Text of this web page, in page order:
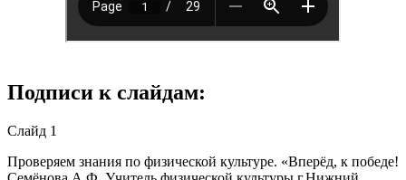
Подписи к слайдам:
Слайд 1
Проверяем знания по физической культуре. «Вперёд, к победе!